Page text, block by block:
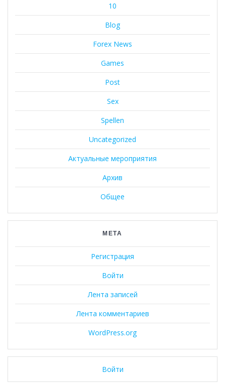
10
Blog
Forex News
Games
Post
Sex
Spellen
Uncategorized
Актуальные мероприятия
Архив
Общее
МЕТА
Регистрация
Войти
Лента записей
Лента комментариев
WordPress.org
Войти